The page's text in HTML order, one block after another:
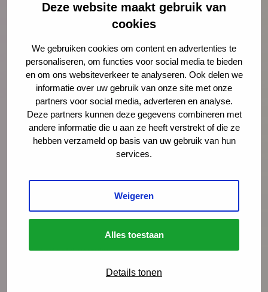
Deze website maakt gebruik van
cookies
We gebruiken cookies om content en advertenties te
personaliseren, om functies voor social media te bieden
en om ons websiteverkeer te analyseren. Ook delen we
informatie over uw gebruik van onze site met onze
partners voor social media, adverteren en analyse.
Deze partners kunnen deze gegevens combineren met
andere informatie die u aan ze heeft verstrekt of die ze
hebben verzameld op basis van uw gebruik van hun
services.
Weigeren
Alles toestaan
Details tonen
schoolverzuimbeleid. Ook de JGZ-professionals
krijgen een betere uitgangspositie wanneer zij
ingeschakeld worden bij langer durend verzuim.
Schoolgids & verzuimbeleid: een meer
verbindend voorstel
Ziekteverzuim
Hoe kan ik mijn kind ziekmelden?
Ongeoorloofd verzuim